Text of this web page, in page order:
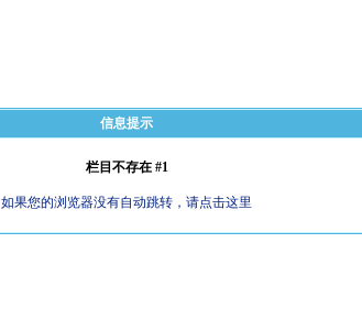
信息提示
栏目不存在 #1
如果您的浏览器没有自动跳转，请点击这里